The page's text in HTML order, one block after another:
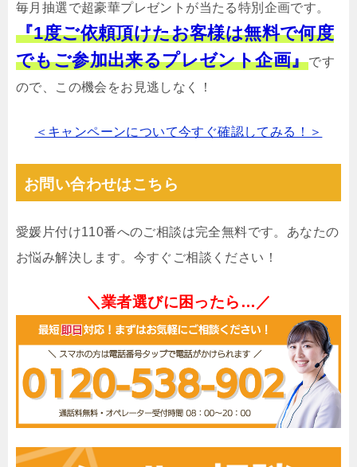
毎月抽選で超豪華プレゼントが当たる特別企画です。
『1度ご依頼頂けたお客様は無料で何度
でもご参加出来るプレゼント企画』です
ので、この機会をお見逃しなく！
＜キャンペーンについて今すぐ確認してみる！＞
お問い合わせはこちら
愛媛片付け110番へのご相談は完全無料です。あなたの
お悩み解決します。今すぐご相談ください！
＼業者選びに困ったら…／